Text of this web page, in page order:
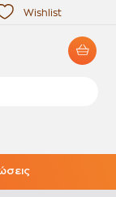
Wishlist